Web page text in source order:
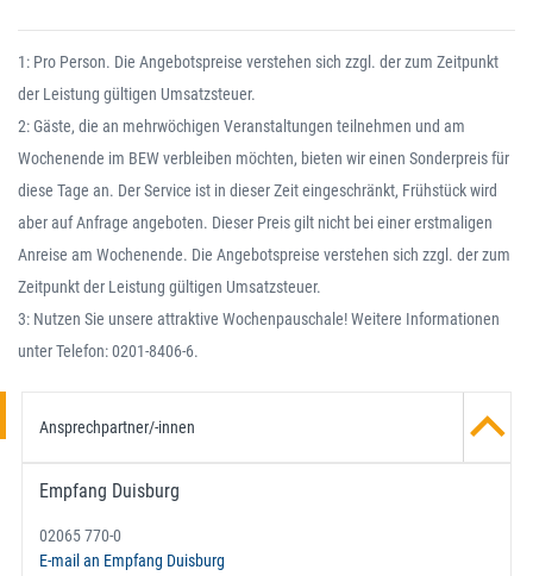
1: Pro Person. Die Angebotspreise verstehen sich zzgl. der zum Zeitpunkt
der Leistung gültigen Umsatzsteuer.
2: Gäste, die an mehrwöchigen Veranstaltungen teilnehmen und am
Wochenende im BEW verbleiben möchten, bieten wir einen Sonderpreis für
diese Tage an. Der Service ist in dieser Zeit eingeschränkt, Frühstück wird
aber auf Anfrage angeboten. Dieser Preis gilt nicht bei einer erstmaligen
Anreise am Wochenende. Die Angebotspreise verstehen sich zzgl. der zum
Zeitpunkt der Leistung gültigen Umsatzsteuer.
3: Nutzen Sie unsere attraktive Wochenpauschale! Weitere Informationen
unter Telefon: 0201-8406-6.
Ansprechpartner/-innen
Empfang Duisburg
02065 770-0
E-mail an Empfang Duisburg